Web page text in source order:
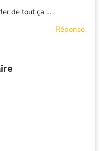
de tout ça …
Réponse